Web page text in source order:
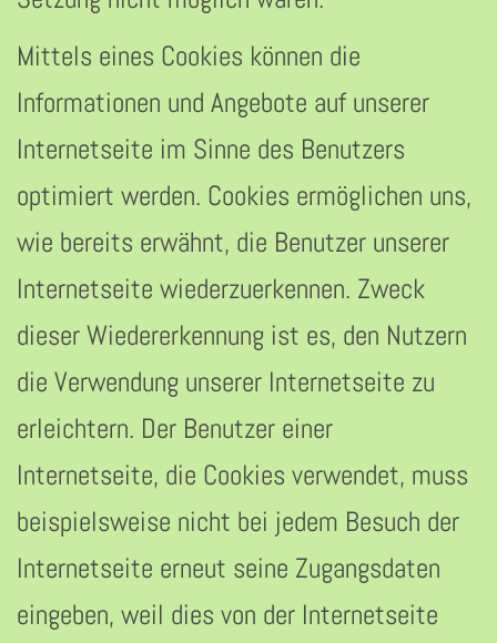
Mittels eines Cookies können die
Informationen und Angebote auf unserer
Internetseite im Sinne des Benutzers
optimiert werden. Cookies ermöglichen uns,
wie bereits erwähnt, die Benutzer unserer
Internetseite wiederzuerkennen. Zweck
dieser Wiedererkennung ist es, den Nutzern
die Verwendung unserer Internetseite zu
erleichtern. Der Benutzer einer
Internetseite, die Cookies verwendet, muss
beispielsweise nicht bei jedem Besuch der
Internetseite erneut seine Zugangsdaten
eingeben, weil dies von der Internetseite